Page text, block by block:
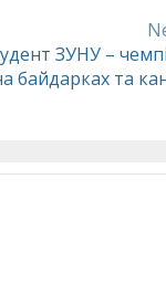
ЗУНУ –
байдарках та